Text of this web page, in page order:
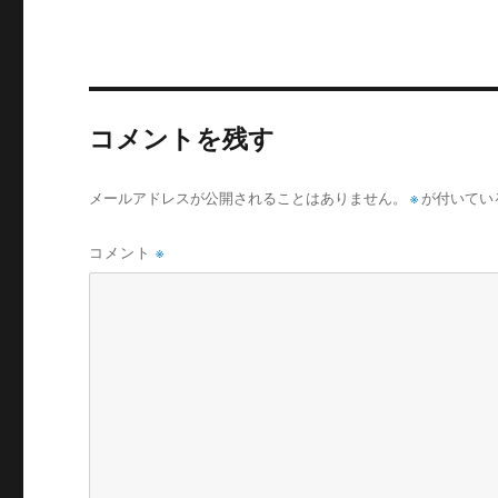
コメントを残す
メールアドレスが公開されることはありません。 ※ が付いて
コメント※